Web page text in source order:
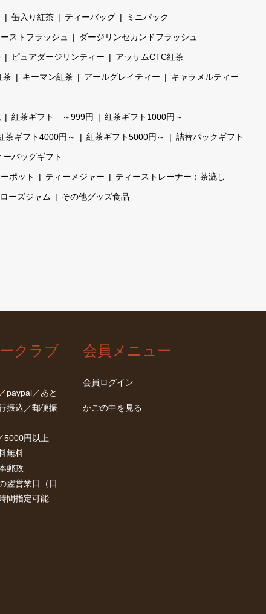
缶入り紅茶 ティーバッグ ミニパック
ストフラッシュ ダージリンセカンドフラッシュ
ピュアダージリンティー アッサムCTC紅茶
茶 キーマン紅茶 アールグレイティー キャラメルティー
紅茶ギフト ～999円 紅茶ギフト1000円～
茶ギフト4000円～ 紅茶ギフト5000円～ 詰替パックギフト
ーバッグギフト
ポット ティーメジャー ティーストレーナー：茶漉し
ローズジャム その他グッズ食品
クラブ
paypal／あと
振込／郵便振
5000円以上
無料
郵政
翌営業日（日
間指定可能
会員メニュー
会員ログイン
かごの中を見る